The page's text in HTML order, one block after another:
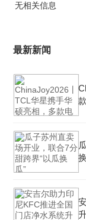
无相关信息
最新新闻